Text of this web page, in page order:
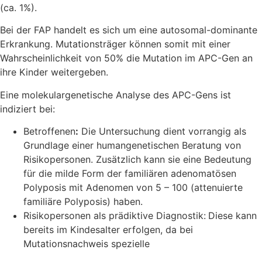
(ca. 1%).
Bei der FAP handelt es sich um eine autosomal-dominante
Erkrankung. Mutationsträger können somit mit einer
Wahrscheinlichkeit von 50% die Mutation im APC-Gen an
ihre Kinder weitergeben.
Eine molekulargenetische Analyse des APC-Gens ist
indiziert bei:
Betroffenen: Die Untersuchung dient vorrangig als
Grundlage einer humangenetischen Beratung von
Risikopersonen. Zusätzlich kann sie eine Bedeutung
für die milde Form der familiären adenomatösen
Polyposis mit Adenomen von 5 – 100 (attenuierte
familiäre Polyposis) haben.
Risikopersonen als prädiktive Diagnostik: Diese kann
bereits im Kindesalter erfolgen, da bei
Mutationsnachweis spezielle